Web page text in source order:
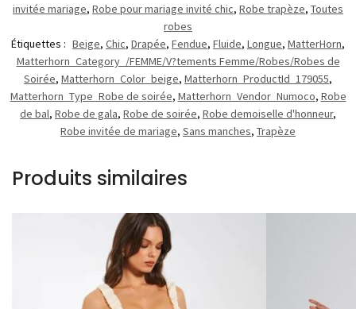
invitée mariage, Robe pour mariage invité chic, Robe trapèze, Toutes
robes
Étiquettes : Beige, Chic, Drapée, Fendue, Fluide, Longue, MatterHorn,
Matterhorn_Category_/FEMME/V?tements Femme/Robes/Robes de
Soirée, Matterhorn_Color_beige, Matterhorn_ProductId_179055,
Matterhorn_Type_Robe de soirée, Matterhorn_Vendor_Numoco, Robe
de bal, Robe de gala, Robe de soirée, Robe demoiselle d'honneur,
Robe invitée de mariage, Sans manches, Trapèze
Produits similaires